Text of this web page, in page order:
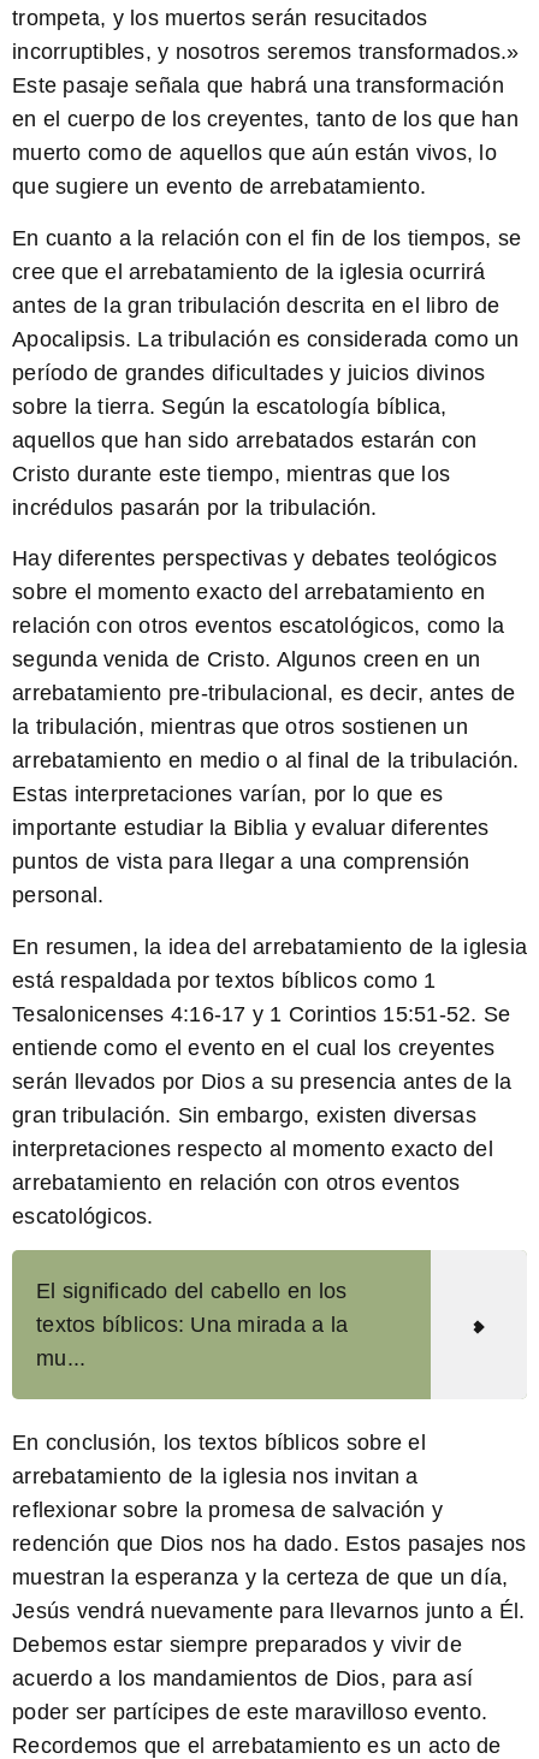
trompeta, y los muertos serán resucitados
incorruptibles, y nosotros seremos transformados.»
Este pasaje señala que habrá una transformación
en el cuerpo de los creyentes, tanto de los que han
muerto como de aquellos que aún están vivos, lo
que sugiere un evento de arrebatamiento.
En cuanto a la relación con el fin de los tiempos, se
cree que el arrebatamiento de la iglesia ocurrirá
antes de la gran tribulación descrita en el libro de
Apocalipsis. La tribulación es considerada como un
período de grandes dificultades y juicios divinos
sobre la tierra. Según la escatología bíblica,
aquellos que han sido arrebatados estarán con
Cristo durante este tiempo, mientras que los
incrédulos pasarán por la tribulación.
Hay diferentes perspectivas y debates teológicos
sobre el momento exacto del arrebatamiento en
relación con otros eventos escatológicos, como la
segunda venida de Cristo. Algunos creen en un
arrebatamiento pre-tribulacional, es decir, antes de
la tribulación, mientras que otros sostienen un
arrebatamiento en medio o al final de la tribulación.
Estas interpretaciones varían, por lo que es
importante estudiar la Biblia y evaluar diferentes
puntos de vista para llegar a una comprensión
personal.
En resumen, la idea del arrebatamiento de la iglesia
está respaldada por textos bíblicos como 1
Tesalonicenses 4:16-17 y 1 Corintios 15:51-52. Se
entiende como el evento en el cual los creyentes
serán llevados por Dios a su presencia antes de la
gran tribulación. Sin embargo, existen diversas
interpretaciones respecto al momento exacto del
arrebatamiento en relación con otros eventos
escatológicos.
El significado del cabello en los
textos bíblicos: Una mirada a la
mu...
En conclusión, los textos bíblicos sobre el
arrebatamiento de la iglesia nos invitan a
reflexionar sobre la promesa de salvación y
redención que Dios nos ha dado. Estos pasajes nos
muestran la esperanza y la certeza de que un día,
Jesús vendrá nuevamente para llevarnos junto a Él.
Debemos estar siempre preparados y vivir de
acuerdo a los mandamientos de Dios, para así
poder ser partícipes de este maravilloso evento.
Recordemos que el arrebatamiento es un acto de